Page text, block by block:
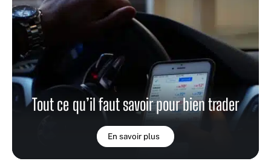
Tout ce qu’il faut savoir pour bien trader
En savoir plus